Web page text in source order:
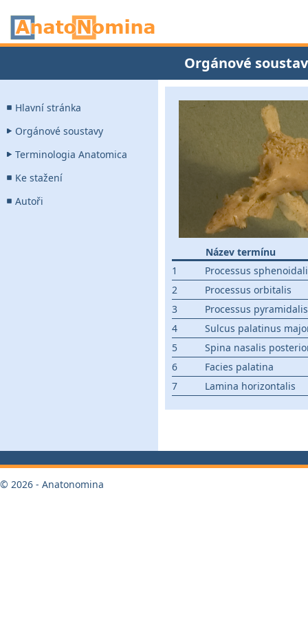
Orgánové
Hlavní stránka
Orgánové soustavy
Terminologia Anatomica
Ke stažení
Autoři
Název termínu
1
Processus
2
Processus orbitalis
3
Processus pyramidalis
4
Sulcus palatinus
5
Spina nasalis
6
Facies palatina
7
Lamina horizontalis
© 2026 - Anatonomina